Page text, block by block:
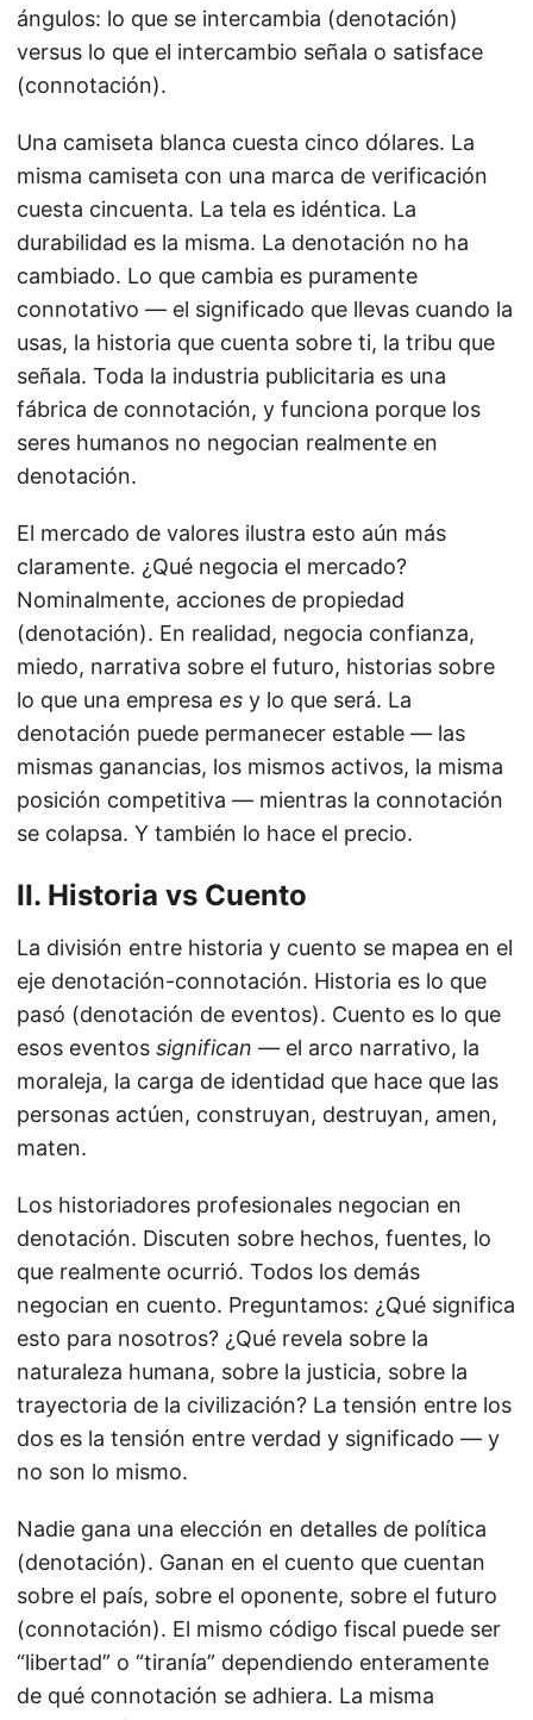
ángulos: lo que se intercambia (denotación)
versus lo que el intercambio señala o satisface
(connotación).
Una camiseta blanca cuesta cinco dólares. La
misma camiseta con una marca de verificación
cuesta cincuenta. La tela es idéntica. La
durabilidad es la misma. La denotación no ha
cambiado. Lo que cambia es puramente
connotativo — el significado que llevas cuando la
usas, la historia que cuenta sobre ti, la tribu que
señala. Toda la industria publicitaria es una
fábrica de connotación, y funciona porque los
seres humanos no negocian realmente en
denotación.
El mercado de valores ilustra esto aún más
claramente. ¿Qué negocia el mercado?
Nominalmente, acciones de propiedad
(denotación). En realidad, negocia confianza,
miedo, narrativa sobre el futuro, historias sobre
lo que una empresa es y lo que será. La
denotación puede permanecer estable — las
mismas ganancias, los mismos activos, la misma
posición competitiva — mientras la connotación
se colapsa. Y también lo hace el precio.
II. Historia vs Cuento
La división entre historia y cuento se mapea en el
eje denotación-connotación. Historia es lo que
pasó (denotación de eventos). Cuento es lo que
esos eventos significan — el arco narrativo, la
moraleja, la carga de identidad que hace que las
personas actúen, construyan, destruyan, amen,
maten.
Los historiadores profesionales negocian en
denotación. Discuten sobre hechos, fuentes, lo
que realmente ocurrió. Todos los demás
negocian en cuento. Preguntamos: ¿Qué significa
esto para nosotros? ¿Qué revela sobre la
naturaleza humana, sobre la justicia, sobre la
trayectoria de la civilización? La tensión entre los
dos es la tensión entre verdad y significado — y
no son lo mismo.
Nadie gana una elección en detalles de política
(denotación). Ganan en el cuento que cuentan
sobre el país, sobre el oponente, sobre el futuro
(connotación). El mismo código fiscal puede ser
“libertad” o “tiranía” dependiendo enteramente
de qué connotación se adhiera. La misma